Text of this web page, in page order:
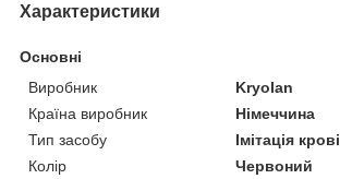
Характеристики
Основні
Виробник
Kryolan
Країна виробник
Німеччина
Тип засобу
Імітація крові
Колір
Червоний